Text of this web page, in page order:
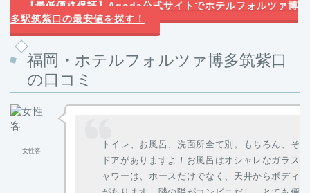
【最低価格保証】Agoda公式サイトでホテルフォルツァ博
多駅筑紫口の最安値を探す！
福岡・ホテルフォルツァ博多筑紫口
の口コミ
女性客
トイレ、お風呂、洗面所全て別。もちろん、そ
ドアがありますよ！お風呂はオシャレなガラス
ャワーは、ホースだけでなく、天井からボディ